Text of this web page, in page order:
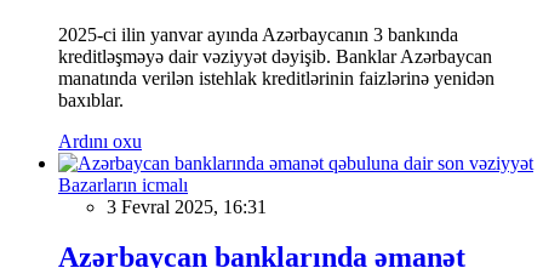
2025-ci ilin yanvar ayında Azərbaycanın 3 bankında
kreditləşməyə dair vəziyyət dəyişib. Banklar Azərbaycan
manatında verilən istehlak kreditlərinin faizlərinə yenidən
baxıblar.
Ardını oxu
Bazarların icmalı
3 Fevral 2025, 16:31
Azərbaycan banklarında əmanət